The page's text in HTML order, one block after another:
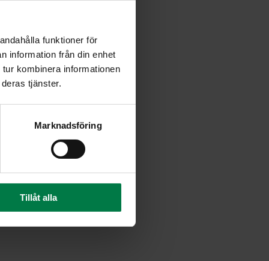
funktioner för
information från din enhet
kombinera informationen
tjänster.
Marknadsföring
Tillåt alla